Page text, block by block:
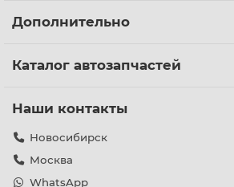
Дополнительно
Каталог автозапчастей
Наши контакты
Новосибирск
Москва
WhatsApp